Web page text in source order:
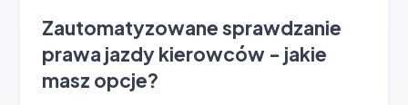
Zautomatyzowane sprawdzanie
prawa jazdy kierowców - jakie
masz opcje?